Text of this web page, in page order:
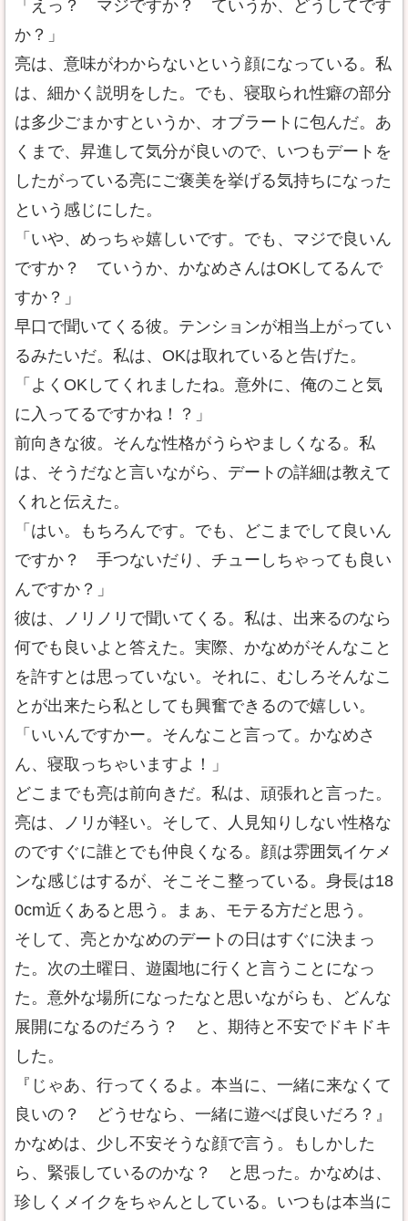
「えっ？ マジですか？ ていうか、どうしてです
か？」
亮は、意味がわからないという顔になっている。私
は、細かく説明をした。でも、寝取られ性癖の部分
は多少ごまかすというか、オブラートに包んだ。あ
くまで、昇進して気分が良いので、いつもデートを
したがっている亮にご褒美を挙げる気持ちになった
という感じにした。
「いや、めっちゃ嬉しいです。でも、マジで良いん
ですか？ ていうか、かなめさんはOKしてるんで
すか？」
早口で聞いてくる彼。テンションが相当上がってい
るみたいだ。私は、OKは取れていると告げた。
「よくOKしてくれましたね。意外に、俺のこと気
に入ってるですかね！？」
前向きな彼。そんな性格がうらやましくなる。私
は、そうだなと言いながら、デートの詳細は教えて
くれと伝えた。
「はい。もちろんです。でも、どこまでして良いん
ですか？ 手つないだり、チューしちゃっても良い
んですか？」
彼は、ノリノリで聞いてくる。私は、出来るのなら
何でも良いよと答えた。実際、かなめがそんなこと
を許すとは思っていない。それに、むしろそんなこ
とが出来たら私としても興奮できるので嬉しい。
「いいんですかー。そんなこと言って。かなめさ
ん、寝取っちゃいますよ！」
どこまでも亮は前向きだ。私は、頑張れと言った。
亮は、ノリが軽い。そして、人見知りしない性格な
のですぐに誰とでも仲良くなる。顔は雰囲気イケメ
ンな感じはするが、そこそこ整っている。身長は18
0cm近くあると思う。まぁ、モテる方だと思う。
そして、亮とかなめのデートの日はすぐに決まっ
た。次の土曜日、遊園地に行くと言うことになっ
た。意外な場所になったなと思いながらも、どんな
展開になるのだろう？ と、期待と不安でドキドキ
した。
『じゃあ、行ってくるよ。本当に、一緒に来なくて
良いの？ どうせなら、一緒に遊べば良いだろ？』
かなめは、少し不安そうな顔で言う。もしかした
ら、緊張しているのかな？ と思った。かなめは、
珍しくメイクをちゃんとしている。いつもは本当に